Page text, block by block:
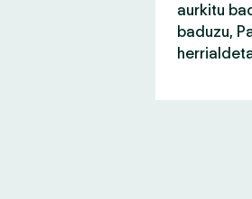
aurkitu
baduzu,